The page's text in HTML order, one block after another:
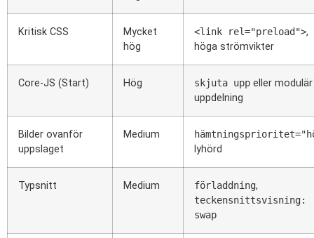
Kritisk CSS
Mycket
hög
<link rel="preload">,
höga strömvikter
Core-JS (Start) Hög skjuta upp eller modulär
uppdelning
Bilder ovanför
uppslaget
Medium
lyhörd
Typsnitt Medium förladdning,
teckensnittsvisning:
swap